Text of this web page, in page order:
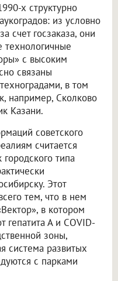
х структурно
из условно
счет госзаказа, они
технологичные
с высоким
связаны
в том
например, Сколково
Казани.
советского
считается
типа
Этот
тем, что в нем
в котором
гепатита А и COVID-
зоны,
система развитых
с парками